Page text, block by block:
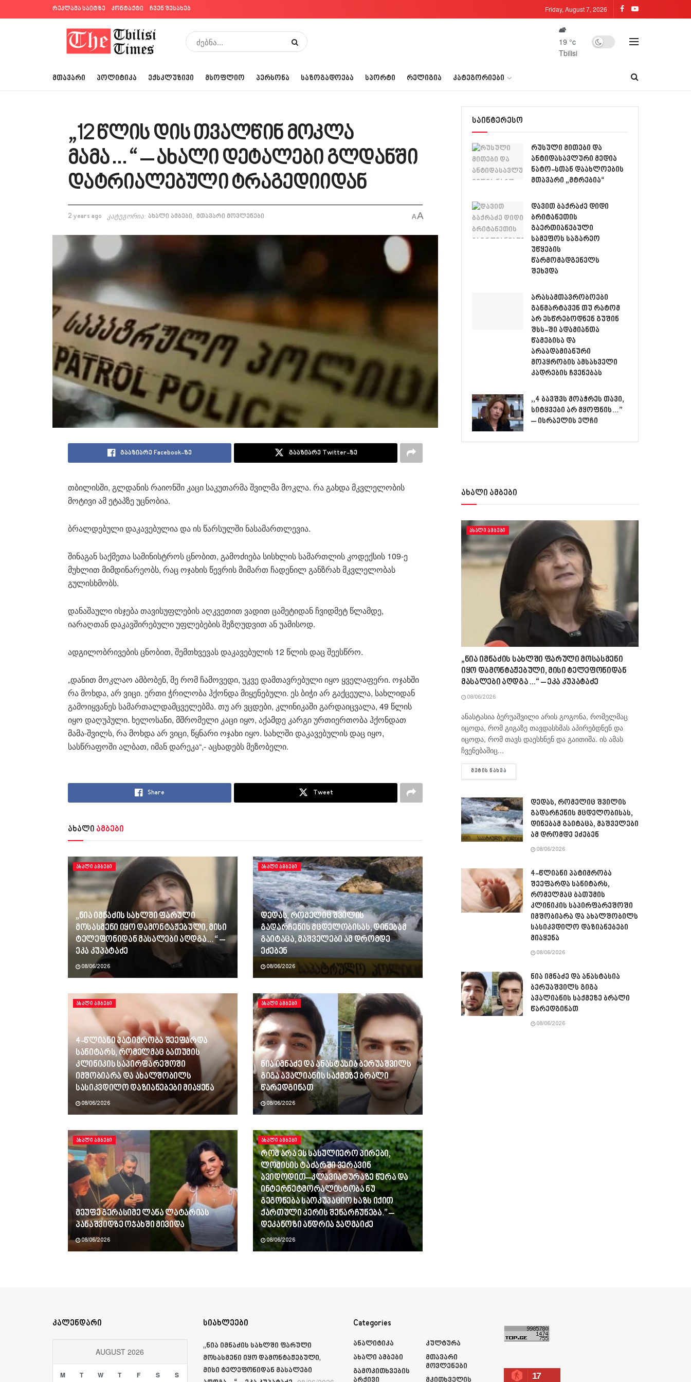
რეკლამა საიტზე კონტაქტი ჩვენ შესახებ Friday, August 7, 2026
19 °c
Tbilisi
ᲛᲗᲐᲕᲐᲠᲘ ᲞᲝᲚᲘᲢᲘᲙᲐ ᲔᲥᲡᲙᲚᲣᲖᲘᲕᲘ ᲛᲡᲝᲤᲚᲘᲝ ᲞᲔᲠᲡᲝᲜᲐ ᲡᲐᲖᲝᲒᲐᲓᲝᲔᲑᲐ ᲡᲞᲝᲠᲢᲘ ᲠᲔᲚᲘᲒᲘᲐ ᲙᲐᲢᲔᲒᲝᲠᲘᲔᲑᲘ
„12 წლის დის თვალწინ მოკლა
მამა…“ – ახალი დეტალები გლდანში
დატრიალებული ტრაგედიიდან
2 years ago კატეგორია: ახალი ამბები, მთავარი მოვლენები AA
გააზიარე Facebook-ზე გააზიარე Twitter-ზე
თბილისში, გლდანის რაიონში კაცი საკუთარმა შვილმა მოკლა. რა გახდა მკვლელობის
მოტივი ამ ეტაპზე უცნობია.
ბრალდებული დაკავებულია და ის წარსულში ნასამართლევია.
შინაგან საქმეთა სამინისტროს ცნობით, გამოძიება სისხლის სამართლის კოდექსის 109-ე
მუხლით მიმდინარეობს, რაც ოჯახის წევრის მიმართ ჩადენილ განზრახ მკვლელობას
გულისხმობს.
დანაშაული ისჯება თავისუფლების აღკვეთით ვადით ცამეტიდან ჩვიდმეტ წლამდე,
იარაღთან დაკავშირებული უფლებების შეზღუდვით ან უამისოდ.
ადგილობრივების ცნობით, შემთხვევას დაკავებულის 12 წლის დაც შეესწრო.
„დანით მოკლაო ამბობენ, მე რომ ჩამოვედი, უკვე დამთავრებული იყო ყველაფერი. ოჯახში
რა მოხდა, არ ვიცი. ერთი ჭრილობა ჰქონდა მიყენებული. ეს ბიჭი არ გაქცეულა, სახლიდან
გამოიყვანეს სამართალდამცველებმა. თუ არ ვცდები, კლინიკაში გარდაიცვალა, 49 წლის
იყო დაღუპული. ხელოსანი, მშრომელი კაცი იყო, აქამდე კარგი ურთიერთობა ჰქონდათ
მამა-შვილს, რა მოხდა არ ვიცი, წყნარი ოჯახი იყო. სახლში დაკავებულის დაც იყო,
სასწრაფოში ალბათ, იმან დარეკა“,- აცხადებს მეზობელი.
Share Tweet
ახალი ამბები
ᲐᲮᲐᲚᲘ ᲐᲛᲑᲔᲑᲘ
„ნია იმნაძის სახლში ფარული
მოსასმენი იყო დამონტაჟებული, მისი
ტელეფონიდან მასალები აღდგა…“ –
ეკა კუპატაძე
08/06/2026
ᲐᲮᲐᲚᲘ ᲐᲛᲑᲔᲑᲘ
დედას, რომელიც შვილის
გადარჩენის მცდელობისას, დინებამ
გაიტაცა, მაშველები ამ დრომდე
ეძებენ
08/06/2026
ᲐᲮᲐᲚᲘ ᲐᲛᲑᲔᲑᲘ
4-წლიანი პატიმრობა შეეფარდა
სანიტარს, რომელმაც ბათუმის
კლინიკის საპირფარეშოში
იმშობიარა და ახალშობილს
სასიკვდილო დაზიანებები მიაყენა
08/06/2026
ᲐᲮᲐᲚᲘ ᲐᲛᲑᲔᲑᲘ
ნია იმნაძე და ანასტასია ბერუაშვილს
გიგა ავალიანის საქმეზე ბრალი
წარედგინათ
08/06/2026
ᲐᲮᲐᲚᲘ ᲐᲛᲑᲔᲑᲘ
მეუფე გერასიმე ლანა ლატარიას
პანაშვიდზე ოჯახში მივიდა
08/06/2026
ᲐᲮᲐᲚᲘ ᲐᲛᲑᲔᲑᲘ
რომ არა ეს სასულიერო პირები,
ლომისის ტაძარში ვერავინ
ავიდოდით–კლავიატურაზე წერა და
ინტერნეტმორალისტობა ნუ
გეგონება საოკუპაციო ხაზს იქით
ქართული კერის შენარჩუნება.” –
დეკანოზი ანდრია ჯაღმაიძე
08/06/2026
საინტერესო
რუსული მითები და
ანტიდასავლური მედია
ნატო-სთან დაახლოების
მთავარი „მტრებია“
დავით ბაქრაძე დიდი
ბრიტანეთის
გაერთიანებული
სამეფოს საგარეო
უწყების
წარმომადგენელს
შეხვდა
არასამთავრობოები
განმარტავენ თუ რატომ
არ ესწრებოდნენ გუშინ
შსს-ში ადამიანთა
წამებისა და
არაადამიანური
მოპყრობის ამსახველი
კადრების ჩვენებას
,,4 ბავშვს მოაჭრეს თავი,
სიტყვები არ მყოფნის…”
– ისრაელის ელჩი
ახალი ამბები
ᲐᲮᲐᲚᲘ ᲐᲛᲑᲔᲑᲘ
„ნია იმნაძის სახლში ფარული მოსასმენი
იყო დამონტაჟებული, მისი ტელეფონიდან
მასალები აღდგა…“ – ეკა კუპატაძე
08/06/2026
ანასტასია ბერუაშვილი არის გოგონა, რომელმაც
იცოდა, რომ გიგაზე თავდასხმას აპირებდნენ და
იცოდა, რომ თავს დაესხნენ და გაითიშა. ის ამას
ჩვენებაშიც...
ᲛᲔᲢᲘᲡ ᲜᲐᲮᲕᲐ
დედას, რომელიც შვილის
გადარჩენის მცდელობისას,
დინებამ გაიტაცა, მაშველები
ამ დრომდე ეძებენ
08/06/2026
4-წლიანი პატიმრობა
შეეფარდა სანიტარს,
რომელმაც ბათუმის
კლინიკის საპირფარეშოში
იმშობიარა და ახალშობილს
სასიკვდილო დაზიანებები
მიაყენა
08/06/2026
ნია იმნაძე და ანასტასია
ბერუაშვილს გიგა
ავალიანის საქმეზე ბრალი
წარედგინათ
08/06/2026
კალენდარი
AUGUST 2026
M T W T F S S
სიახლეები
„ნია იმნაძის სახლში ფარული
მოსასმენი იყო დამონტაჟებული,
მისი ტელეფონიდან მასალები
Categories
Ანალიტიკა
Ახალი Ამბები
Გამოკითხვების
Არქივი
Კულტურა
Მთავარი
Მოვლენები
Მკითხველის
17